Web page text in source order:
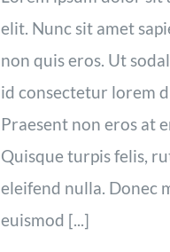
elit. Nunc sit amet
non quis eros. Ut
id consectetur lorem
Praesent non eros at
Quisque turpis felis,
eleifend nulla. Donec
euismod [...]